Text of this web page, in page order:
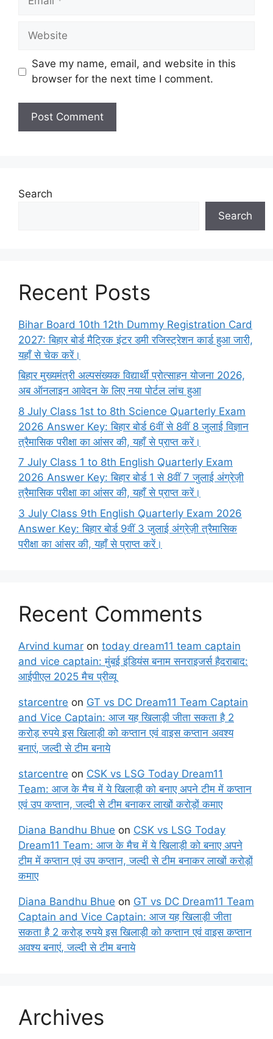
Website
Save my name, email, and website in this
browser for the next time I comment.
Search
Search
Recent Posts
Bihar Board 10th 12th Dummy Registration Card
2027: बिहार बोर्ड मैट्रिक इंटर डमी रजिस्ट्रेशन कार्ड हुआ जारी,
यहाँ से चेक करें।
बिहार मुख्यमंत्री अल्पसंख्यक विद्यार्थी प्रोत्साहन योजना 2026,
अब ऑनलाइन आवेदन के लिए नया पोर्टल लांच हुआ
8 July Class 1st to 8th Science Quarterly Exam
2026 Answer Key: बिहार बोर्ड 6वीं से 8वीं 8 जुलाई विज्ञान
त्रैमासिक परीक्षा का आंसर की, यहाँ से प्राप्त करें।
7 July Class 1 to 8th English Quarterly Exam
2026 Answer Key: बिहार बोर्ड 1 से 8वीं 7 जुलाई अंग्रेज़ी
त्रैमासिक परीक्षा का आंसर की, यहाँ से प्राप्त करें।
3 July Class 9th English Quarterly Exam 2026
Answer Key: बिहार बोर्ड 9वीं 3 जुलाई अंग्रेज़ी त्रैमासिक
परीक्षा का आंसर की, यहाँ से प्राप्त करें।
Recent Comments
Arvind kumar on today dream11 team captain
and vice captain: मुंबई इंडियंस बनाम सनराइजर्स हैदराबाद:
आईपीएल 2025 मैच प्रीव्यू
starcentre on GT vs DC Dream11 Team Captain
and Vice Captain: आज यह खिलाड़ी जीता सकता है 2
करोड़ रुपये इस खिलाड़ी को कप्तान एवं वाइस कप्तान अवश्य
बनाएं, जल्दी से टीम बनाये
starcentre on CSK vs LSG Today Dream11
Team: आज के मैच में ये खिलाड़ी को बनाए अपने टीम में कप्तान
एवं उप कप्तान, जल्दी से टीम बनाकर लाखों करोड़ों कमाए
Diana Bandhu Bhue on CSK vs LSG Today
Dream11 Team: आज के मैच में ये खिलाड़ी को बनाए अपने
टीम में कप्तान एवं उप कप्तान, जल्दी से टीम बनाकर लाखों करोड़ों
कमाए
Diana Bandhu Bhue on GT vs DC Dream11 Team
Captain and Vice Captain: आज यह खिलाड़ी जीता
सकता है 2 करोड़ रुपये इस खिलाड़ी को कप्तान एवं वाइस कप्तान
अवश्य बनाएं, जल्दी से टीम बनाये
Archives